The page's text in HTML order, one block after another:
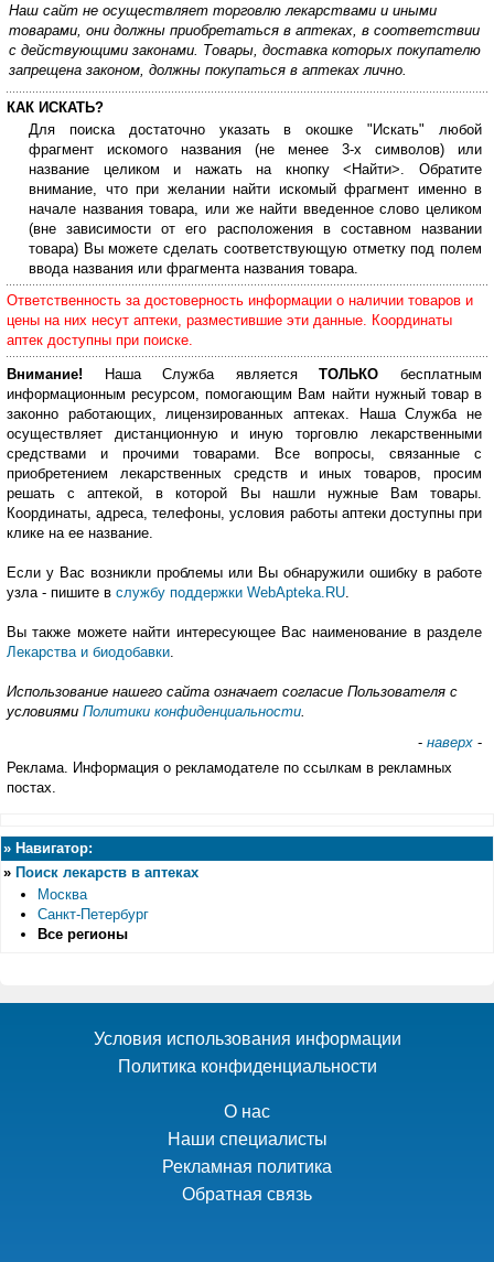
Наш сайт не осуществляет торговлю лекарствами и иными
товарами, они должны приобретаться в аптеках, в соответствии
с действующими законами. Товары, доставка которых покупателю
запрещена законом, должны покупаться в аптеках лично.
КАК ИСКАТЬ?
Для поиска достаточно указать в окошке "Искать" любой
фрагмент искомого названия (не менее 3-х символов) или
название целиком и нажать на кнопку <Найти>. Обратите
внимание, что при желании найти искомый фрагмент именно в
начале названия товара, или же найти введенное слово целиком
(вне зависимости от его расположения в составном названии
товара) Вы можете сделать соответствующую отметку под полем
ввода названия или фрагмента названия товара.
Ответственность за достоверность информации о наличии товаров и
цены на них несут аптеки, разместившие эти данные. Координаты
аптек доступны при поиске.
Внимание! Наша Служба являетсяТОЛЬКО бесплатным
информационным ресурсом, помогающим Вам найти нужный товар в
законно работающих, лицензированных аптеках. Наша Служба не
осуществляет дистанционную и иную торговлю лекарственными
средствами и прочими товарами. Все вопросы, связанные с
приобретением лекарственных средств и иных товаров, просим
решать с аптекой, в которой Вы нашли нужные Вам товары.
Координаты, адреса, телефоны, условия работы аптеки доступны при
клике на ее название.
Если у Вас возникли проблемы или Вы обнаружили ошибку в работе
узла - пишите в службу поддержки WebApteka.RU
Вы также можете найти интересующее Вас наименование в разделе
Лекарства и биодобавки
Использование нашего сайта означает согласие Пользователя с
условиями Политики конфиденциальности
- наверх -
Реклама. Информация о рекламодателе по ссылкам в рекламных
постах.
» Навигатор:
» Поиск лекарств в аптеках
Москва
Санкт-Петербург
Все регионы
Условия использования информации
Политика конфиденциальности
О нас
Наши специалисты
Рекламная политика
Обратная связь